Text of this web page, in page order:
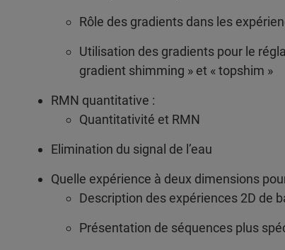
Rôle des gradients dans les
Utilisation des gradients pour le
gradient shimming » et « topshim »
RMN quantitative :
Quantitativité et RMN
Elimination du signal de l’eau
Quelle expérience à deux dimensions
Description des expériences 2D de
Présentation de séquences plus